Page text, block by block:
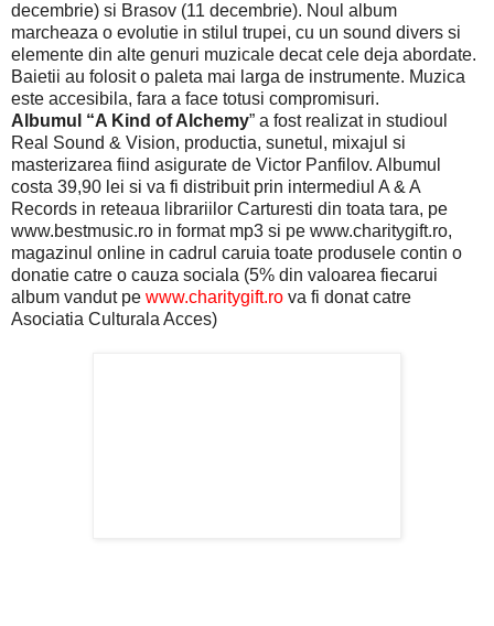
decembrie) si Brasov (11 decembrie). Noul album
marcheaza o evolutie in stilul trupei, cu un sound divers si
elemente din alte genuri muzicale decat cele deja abordate.
Baietii au folosit o paleta mai larga de instrumente. Muzica
este accesibila, fara a face totusi compromisuri.
Albumul “A Kind of Alchemy” a fost realizat in studioul
Real Sound & Vision, productia, sunetul, mixajul si
masterizarea fiind asigurate de Victor Panfilov. Albumul
costa 39,90 lei si va fi distribuit prin intermediul A & A
Records in reteaua librariilor Carturesti din toata tara, pe
www.bestmusic.ro in format mp3 si pe www.charitygift.ro,
magazinul online in cadrul caruia toate produsele contin o
donatie catre o cauza sociala (5% din valoarea fiecarui
album vandut pe www.charitygift.ro va fi donat catre
Asociatia Culturala Acces)